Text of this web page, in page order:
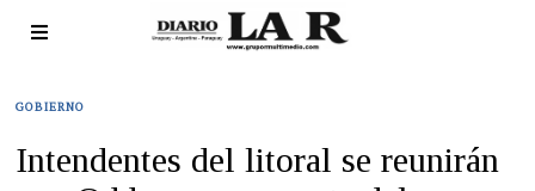
GOBIERNO
Intendentes del litoral se reunirán